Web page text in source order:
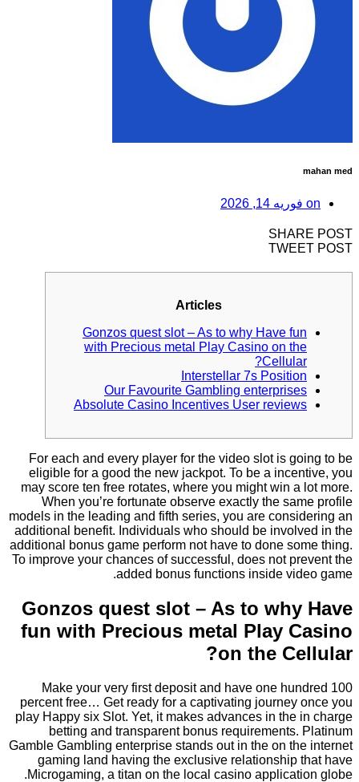
mahan med
on فوریه 14, 2026
SHARE POST
TWEET POST
Articles
Gonzos quest slot – As to why Have fun
with Precious metal Play Casino on the
Cellular?
Interstellar 7s Position
Our Favourite Gambling enterprises
Absolute Casino Incentives User reviews
For each and every player for the video slot is going to be
eligible for a good the new jackpot. To be a incentive, you
may score ten free rotates, where you might win a lot more.
When you’re fortunate observe exactly the same profile
models in the leading and fifth series, you are considering an
additional benefit. Individuals who should be involved in the
additional bonus game perform not have to done some thing.
To improve your chances of successful, does not prevent the
added bonus functions inside video game.
Gonzos quest slot – As to why Have
fun with Precious metal Play Casino
on the Cellular?
Make your very first deposit and have one hundred 100
percent free… Get ready for a captivating journey once you
play Happy six Slot. Yet, it makes advances in the in charge
betting and transparent bonus requirements. Platinum
Gamble Gambling enterprise stands out in the on the internet
gaming land having the exclusive relationship that have
Microgaming, a titan on the local casino application globe.